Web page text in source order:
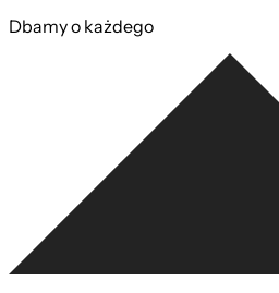
Dbamy o każdego